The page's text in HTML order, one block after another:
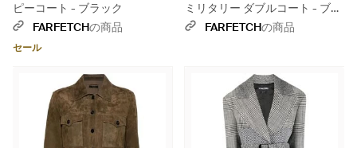
ピーコート - ブラック
FARFETCHの商品
セール
ミリタリー ダブルコート - ブラ
ックFARFETCHの商品